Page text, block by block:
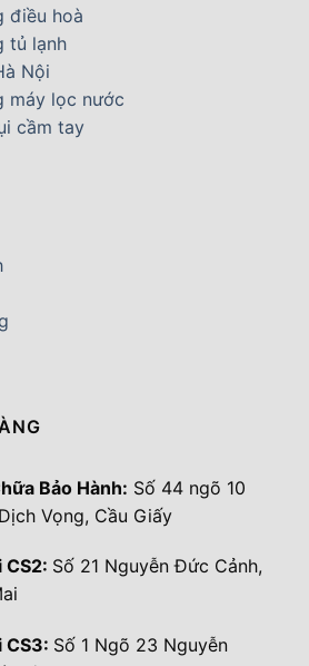
điều hoà
tủ lạnh
Nội
máy lọc nước
cầm tay
Bảo Hành: Số 44 ngõ 10
Vọng, Cầu Giấy
CS2: Số 21 Nguyễn Đức Cảnh,
CS3: Số 1 Ngõ 23 Nguyễn